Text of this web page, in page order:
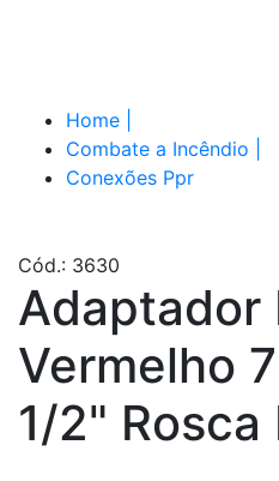
Home
Combate a Incêndio
Conexões Ppr
Cód.: 3630
Adaptador
Vermelho
1/2" Rosca